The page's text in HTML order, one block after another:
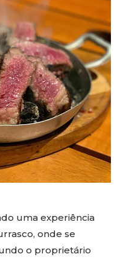
uma experiência
onde se
o proprietário